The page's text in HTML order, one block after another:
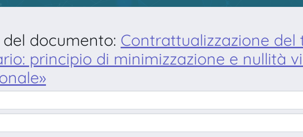
documento: Contrattualizzazione
principio di minimizzazione e nullità